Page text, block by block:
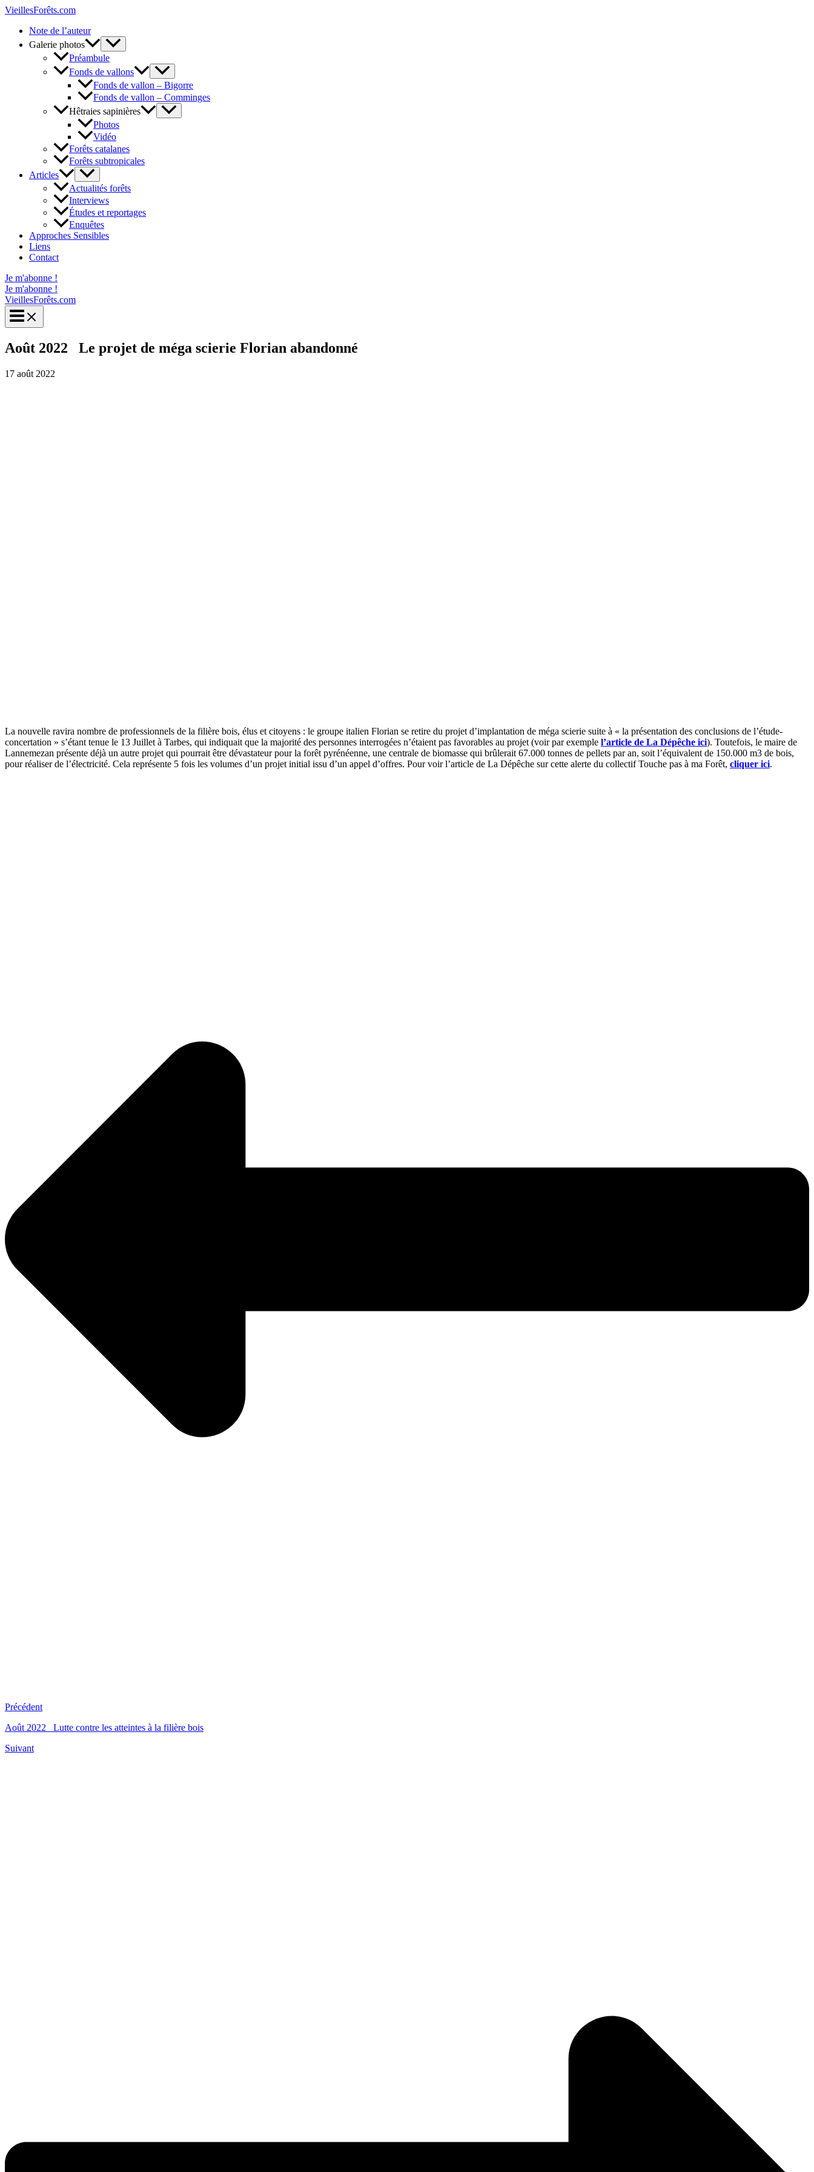
Aller
contenu
VieillesForêts.com
Note de l’auteur
Galerie photos
Préambule
Fonds de vallons
Fonds de vallon – Bigorre
Fonds de vallon – Comminges
Hêtraies sapinières
Photos
Vidéo
Forêts catalanes
Forêts subtropicales
Articles
Actualités forêts
Interviews
Études et reportages
Enquêtes
Approches Sensibles
Liens
Contact
Je m'abonne !
Je m'abonne !
VieillesForêts.com
Août 2022 Le projet de méga scierie Florian abandonné
17 août 2022
La nouvelle ravira nombre de professionnels de la filière bois, élus et citoyens : le groupe italien Florian se retire du projet d’implantation de méga scierie suite à « la présentation des conclusions de l’étude-
concertation » s’étant tenue le 13 Juillet à Tarbes, qui indiquait que la majorité des personnes interrogées n’étaient pas favorables au projet (voir par exemple l’article de La Dépêche ici). Toutefois, le maire de
Lannemezan présente déjà un autre projet qui pourrait être dévastateur pour la forêt pyrénéenne, une centrale de biomasse qui brûlerait 67.000 tonnes de pellets par an, soit l’équivalent de 150.000 m3 de bois,
pour réaliser de l’électricité. Cela représente 5 fois les volumes d’un projet initial issu d’un appel d’offres. Pour voir l’article de La Dépêche sur cette alerte du collectif Touche pas à ma Forêt, cliquer ici.
Précédent
Août 2022 Lutte contre les atteintes à la filière bois
Suivant